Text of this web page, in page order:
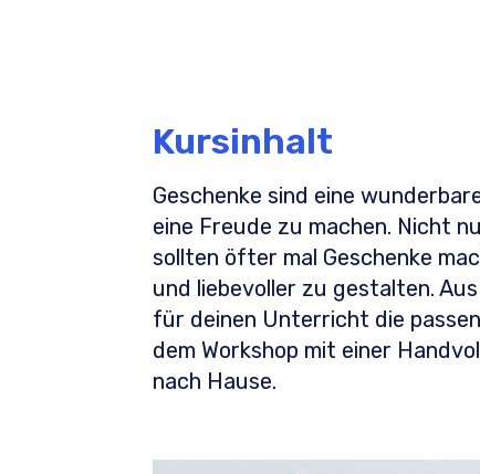
Kursinhalt
Geschenke sind eine
eine Freude zu machen. Nicht
sollten öfter mal Geschenke
und liebevoller zu gestalten.
für deinen Unterricht die
dem Workshop mit einer
nach Hause.